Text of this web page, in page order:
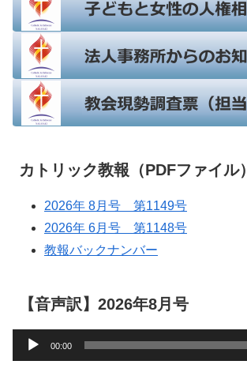
カトリック教報（PDFファイル）
2026年 8月号 第1149号
2026年 6月号 第1148号
教報バックナンバー
【音声訳】2026年8月号
声
00:00